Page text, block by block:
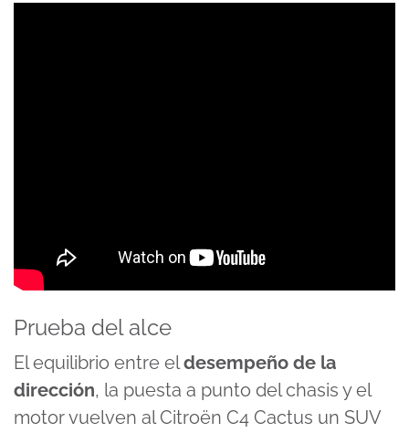
Prueba del alce
El equilibrio entre eldesempeño de la
dirección, la puesta a punto del chasis y el
motor vuelven al Citroën C4 Cactus un SUV